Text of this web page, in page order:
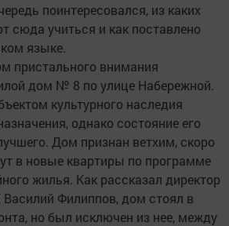
поинтересовался, из каких
сюда учиться и как поставлено
языке.
пристального внимания
дом № 8 по улице Набережной.
культурного наследия
однако состояние его
Дом признан ветхим, скоро
в новые квартиры по программе
жилья. Как рассказал директор
Филиппов, дом стоял в
но был исключен из нее, между